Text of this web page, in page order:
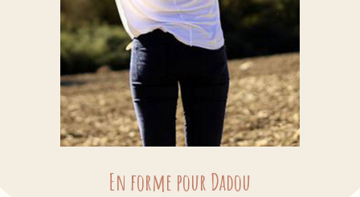
En forme pour Dadou